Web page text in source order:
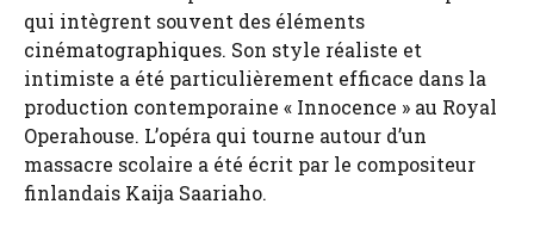
qui intègrent souvent des éléments
cinématographiques. Son style réaliste et
intimiste a été particulièrement efficace dans la
production contemporaine « Innocence » au Royal
Operahouse. L’opéra qui tourne autour d’un
massacre scolaire a été écrit par le compositeur
finlandais Kaija Saariaho.